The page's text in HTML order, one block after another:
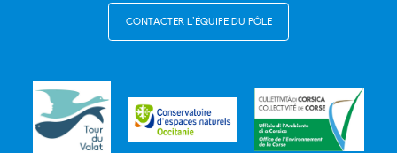
CONTACTER L’ÉQUIPE DU PÔLE